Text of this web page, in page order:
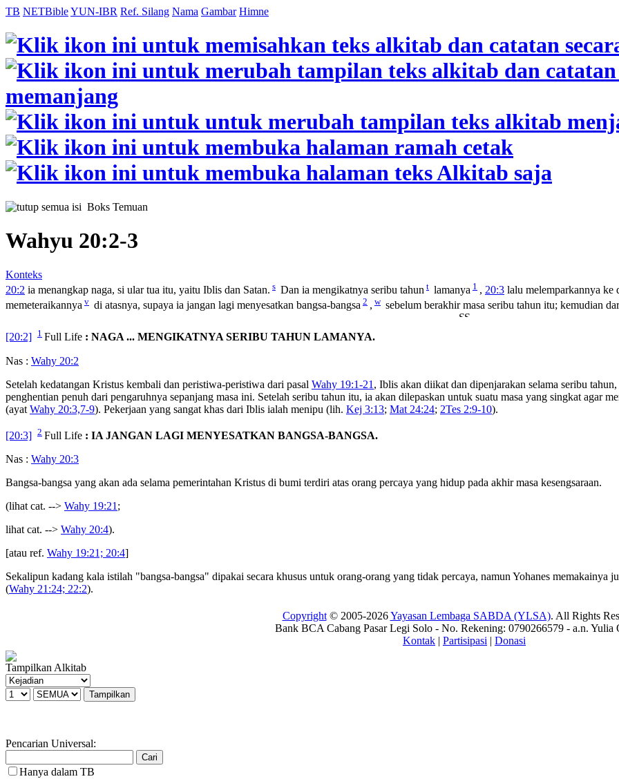
TB NETBibleYUN-IBR Ref. Silang Nama Gambar Himne
Boks Temuan
Wahyu 20:2-3
Konteks
20:2 ia menangkap naga, si ular tua itu, yaitu Iblis dan Satan. s Dan ia mengikatnya seribu tahun t lamanya 1 , 20:3 lalu melemparkannya ke
memeteraikannya v di atasnya, supaya ia jangan lagi menyesatkan bangsa-bangsa 2 , w sebelum berakhir masa seribu tahun itu; kemudian
[20:2] 1 Full Life : NAGA ... MENGIKATNYA SERIBU TAHUN LAMANYA.
Nas : Wahy 20:2
Setelah kedatangan Kristus kembali dan peristiwa-peristiwa dari pasal Wahy 19:1-21 , Iblis akan diikat dan dipenjarakan selama seribu
penghentian penuh dari pengaruhnya sepanjang masa ini. Setelah seribu tahun itu, ia akan dilepaskan untuk suatu masa yang singkat agar
(ayat Wahy 20:3,7-9). Pekerjaan yang sangat khas dari Iblis ialah menipu (lih. Kej 3:13; Mat 24:24; 2Tes 2:9-10).
[20:3] 2 Full Life : IA JANGAN LAGI MENYESATKAN BANGSA-BANGSA.
Nas : Wahy 20:3
Bangsa-bangsa yang akan ada selama pemerintahan Kristus di bumi terdiri atas orang percaya yang hidup pada akhir masa kesengsaraan.
(lihat cat. --> Wahy 19:21 ;
lihat cat. --> Wahy 20:4).
[atau ref. Wahy 19:21; 20:4]
Sekalipun kadang kala istilah "bangsa-bangsa" dipakai secara khusus untuk orang-orang yang tidak percaya, namun Yohanes memakainya
(Wahy 21:24; 22:2).
Copyright© 2005-2026Yayasan Lembaga SABDA (YLSA). All Rights
Bank BCA Cabang Pasar Legi Solo - No. Rekening: 0790266579 - a.n. Yulia
Kontak | Partisipasi | Donasi
Tampilkan Alkitab
Pencarian Universal:
Hanya dalam TB